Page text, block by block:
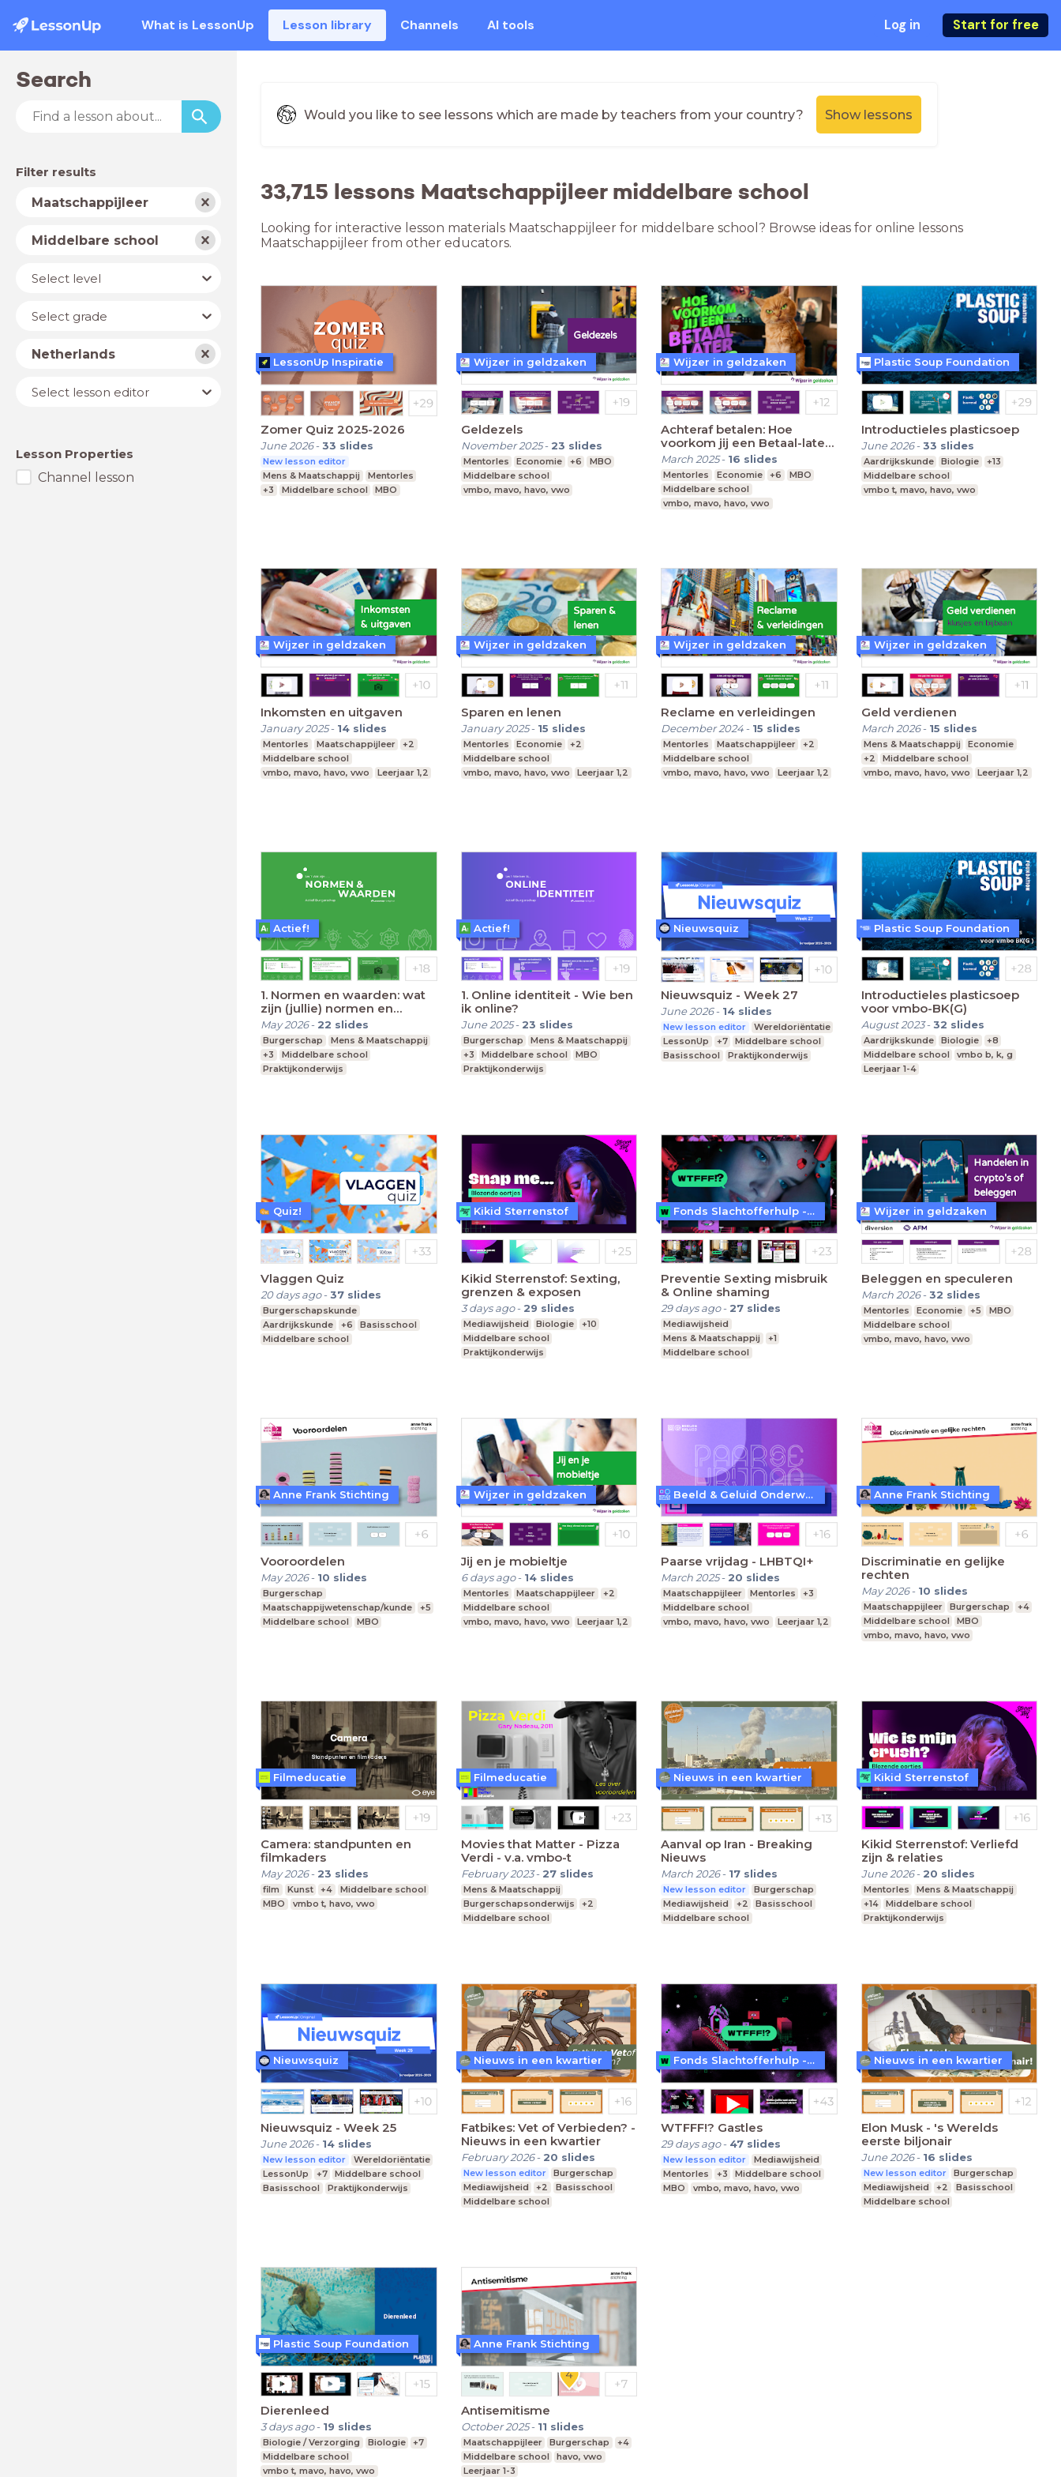
What is LessonUp Lesson library Channels AI tools Log in Start for free
Search
Filter results
Subject
Maatschappijleer
School
typeMiddelbare school
Level
Select level
YearSelect grade
Country
Netherlands
Lesson
editor
Select lesson editor
Lesson Properties
Channel lesson
Would you like to see lessons which are made by teachers from your country? Show lessons
33,715 lessons Maatschappijleer middelbare school
Looking for interactive lesson materials Maatschappijleer for middelbare school? Browse ideas for online lessons
Maatschappijleer from other educators.
Zomer Quiz 2025-2026
June 2026-33 slides
New lesson editor
Mens & Maatschappij
Mentorles
+3
Middelbare school
MBO
LessonUp Inspiratie
Geldezels
November 2025- 23 slides
Mentorles Economie +6
MBO
Middelbare school
vmbo, mavo, havo, vwo
Wijzer in geldzaken
Achteraf betalen: Hoe
voorkom jij een Betaal-later-
kater?
March 2025- 16 slides
Mentorles Economie +6
MBO
Middelbare school
vmbo, mavo, havo, vwo
Wijzer in geldzaken
Introductieles plasticsoep
June 2026-33 slides
Aardrijkskunde Biologie
+13
Middelbare school
vmbo t, mavo, havo, vwo
Plastic Soup Foundation
Inkomsten en uitgaven
January 2025- 14 slides
Mentorles Maatschappijleer
+2
Middelbare school
vmbo, mavo, havo, vwo
Leerjaar 1,2
Wijzer in geldzaken
Sparen en lenen
January 2025- 15 slides
Mentorles Economie
+2
Middelbare school
vmbo, mavo, havo, vwo
Leerjaar 1,2
Wijzer in geldzaken
Reclame en verleidingen
December 2024- 15 slides
Mentorles Maatschappijleer
+2
Middelbare school
vmbo, mavo, havo, vwo
Leerjaar 1,2
Wijzer in geldzaken
Geld verdienen
March 2026- 15 slides
Mens & Maatschappij
Economie
+2
Middelbare school
vmbo, mavo, havo, vwo
Leerjaar 1,2
Wijzer in geldzaken
1. Normen en waarden: wat
zijn (jullie) normen en
waarden?
May 2026- 22 slides
Burgerschap
Mens & Maatschappij
+3
Middelbare school
Praktijkonderwijs
Actief!
1. Online identiteit - Wie ben
ik online?
June 2025- 23 slides
Burgerschap
Mens & Maatschappij
+3
Middelbare school
MBO
Praktijkonderwijs
Actief!
Nieuwsquiz - Week 27
June 2026- 14 slides
New lesson editor
Wereldoriëntatie
LessonUp
+7
Middelbare school
Basisschool
Praktijkonderwijs
Nieuwsquiz
Introductieles plasticsoep
voor vmbo-BK(G)
August 2023-32 slides
Aardrijkskunde Biologie
+8
Middelbare school
vmbo b, k, g
Leerjaar 1-4
Plastic Soup Foundation
Vlaggen Quiz
20 days ago-37 slides
Burgerschapskunde
Aardrijkskunde
+6
Basisschool
Middelbare school
Quiz!
Kikid Sterrenstof: Sexting,
grenzen & exposen
3 days ago- 29 slides
Mediawijsheid Biologie
+10
Middelbare school
Praktijkonderwijs
Kikid Sterrenstof
Preventie Sexting misbruik
& Online shaming
29 days ago- 27 slides
Mediawijsheid
Mens & Maatschappij
+1
Middelbare school
Fonds Slachtofferhulp - WTFFF!?
Beleggen en speculeren
March 2026-32 slides
Mentorles Economie +5
MBO
Middelbare school
vmbo, mavo, havo, vwo
Wijzer in geldzaken
Vooroordelen
May 2026- 10 slides
Burgerschap
Maatschappijwetenschap/kunde
+5
Middelbare school
MBO
Anne Frank Stichting
Jij en je mobieltje
6 days ago- 14 slides
Mentorles Maatschappijleer
+2
Middelbare school
vmbo, mavo, havo, vwo
Leerjaar 1,2
Wijzer in geldzaken
Paarse vrijdag - LHBTQI+
March 2025- 20 slides
Maatschappijleer Mentorles
+3
Middelbare school
vmbo, mavo, havo, vwo
Leerjaar 1,2
Beeld & Geluid Onderwijs
Discriminatie en gelijke
rechten
May 2026- 10 slides
Maatschappijleer Burgerschap
+4
Middelbare school
MBO
vmbo, mavo, havo, vwo
Anne Frank Stichting
Camera: standpunten en
filmkaders
May 2026- 23 slides
film Kunst +4
Middelbare school
MBO
vmbo t, havo, vwo
Filmeducatie
Movies that Matter - Pizza
Verdi - v.a. vmbo-t
February 2023- 27 slides
Mens & Maatschappij
Burgerschapsonderwijs
+2
Middelbare school
Filmeducatie
Aanval op Iran - Breaking
Nieuws
March 2026- 17 slides
New lesson editor
Burgerschap
Mediawijsheid
+2
Basisschool
Middelbare school
Nieuws in een kwartier
Kikid Sterrenstof: Verliefd
zijn & relaties
June 2026- 20 slides
Mentorles
Mens & Maatschappij
+14
Middelbare school
Praktijkonderwijs
Kikid Sterrenstof
Nieuwsquiz - Week 25
June 2026- 14 slides
New lesson editor
Wereldoriëntatie
LessonUp
+7
Middelbare school
Basisschool
Praktijkonderwijs
Nieuwsquiz
Fatbikes: Vet of Verbieden? -
Nieuws in een kwartier
February 2026- 20 slides
New lesson editor
Burgerschap
Mediawijsheid
+2
Basisschool
Middelbare school
Nieuws in een kwartier
WTFFF!? Gastles
29 days ago- 47 slides
New lesson editor
Mediawijsheid
Mentorles
+3
Middelbare school
MBO
vmbo, mavo, havo, vwo
Fonds Slachtofferhulp - WTFFF!?
Elon Musk - 's Werelds
eerste biljonair
June 2026- 16 slides
New lesson editor
Burgerschap
Mediawijsheid
+2
Basisschool
Middelbare school
Nieuws in een kwartier
Dierenleed
3 days ago- 19 slides
Biologie / Verzorging Biologie
+7
Middelbare school
vmbo t, mavo, havo, vwo
Plastic Soup Foundation
Antisemitisme
October 2025- 11 slides
Maatschappijleer Burgerschap
+4
Middelbare school
havo, vwo
Leerjaar 1-3
Anne Frank Stichting